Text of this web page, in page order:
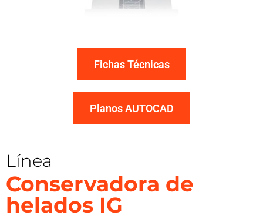
Fichas Técnicas
Planos AUTOCAD
Línea
Conservadora de
helados IG